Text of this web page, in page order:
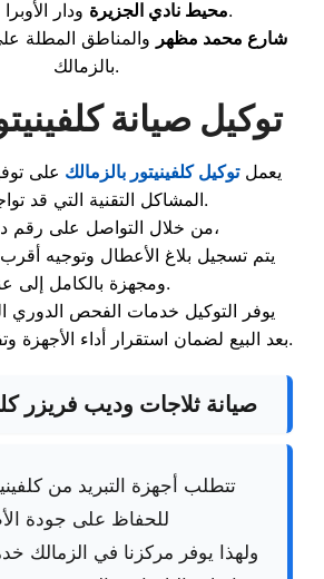
محيط نادي الجزيرةودار الأوبرا المصرية.
شارع محمد مظهر والمناطق المطلة
بالزمالك.
توكيل صيانة
يعملتوكيل كلفينيتور بالزمالك على
المشاكل التقنية التي قد تواجه أجهزتكم.
من خلال التواصل على رقم دعم كلفينيتور،
يتم تسجيل بلاغ الأعطال وتوجيه
ومجهزة بالكامل إلى عنوانكم.
يوفر التوكيل خدمات الفحص الدوري
بعد البيع لضمان استقرار أداء الأجهزة وتفادي الأعطال المفاجئة.
صيانة ثلاجات وديب فريزر
تتطلب أجهزة التبريد من
للحفاظ على جودة
ولهذا يوفر مركزنا في الزمالك